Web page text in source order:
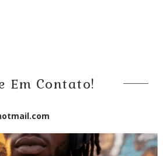
Em Contato!